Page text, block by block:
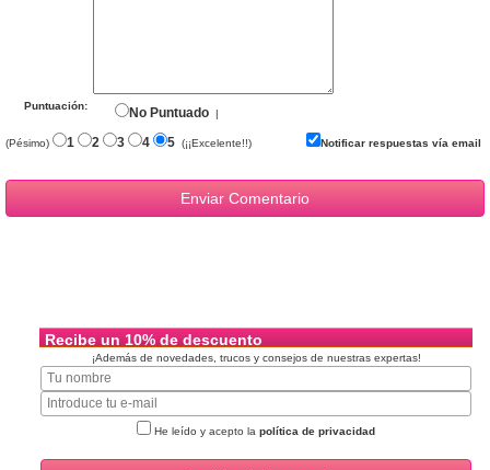
Puntuación: No Puntuado |
(Pésimo) 1 2 3 4 5 (¡¡Excelente!!) Notificar respuestas vía email
Recibe un 10% de descuento
¡Además de novedades, trucos y consejos de nuestras expertas!
He leído y acepto la política de privacidad